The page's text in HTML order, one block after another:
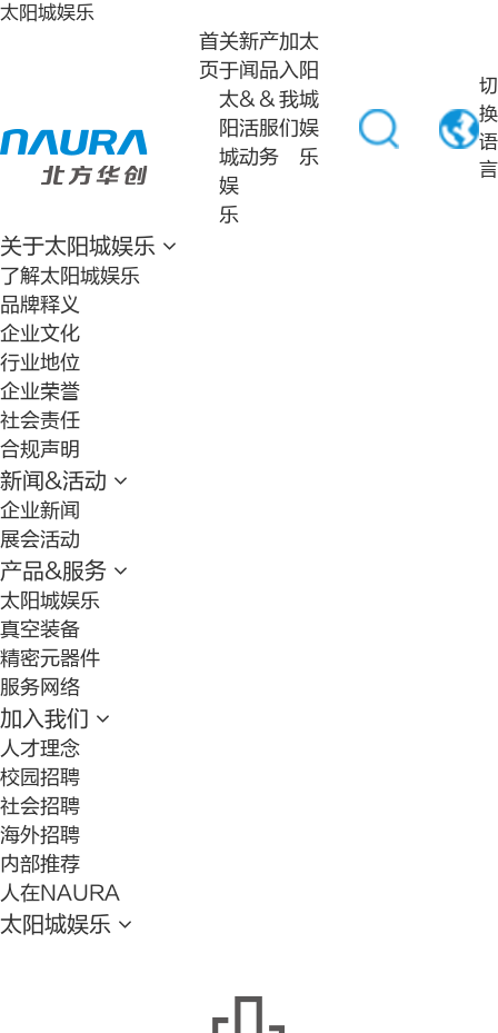
太阳城娱乐
首
页
关
于
太
阳
城
娱
乐
新
闻
&
活
动
产
品
&
服
务
加
入
我
们
太
阳
城
娱
乐
切
换
语
言
关于太阳城娱乐
了解太阳城娱乐
品牌释义
企业文化
行业地位
企业荣誉
社会责任
合规声明
新闻&活动
企业新闻
展会活动
产品&服务
太阳城娱乐
真空装备
精密元器件
服务网络
加入我们
人才理念
校园招聘
社会招聘
海外招聘
内部推荐
人在NAURA
太阳城娱乐